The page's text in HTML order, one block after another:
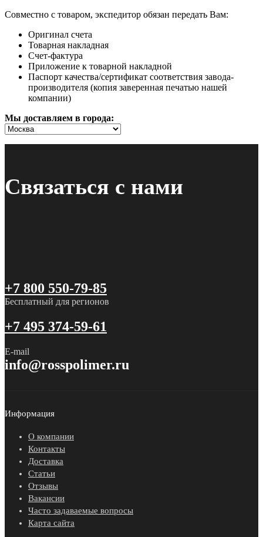
Совместно с товаром, экспедитор обязан передать Вам:
Оригинал счета
Товарная накладная
Счет-фактура
Приложение к товарной накладной
Паспорт качества/сертификат соответствия завода-
производителя (копия заверенная печатью нашей
компании)
Мы доставляем в города:
Связаться с нами
+7 800 550-79-85
Бесплатный для регионов
+7 495 374-59-61
E-mail
info@rosspolimer.ru
Информация
О компании
Контакты
Доставка
Статьи
Отзывы
Вакансии
Часто задаваемые вопросы
Карта сайта